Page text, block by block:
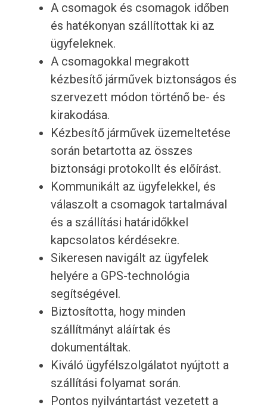
A csomagok és csomagok időben
és hatékonyan szállítottak ki az
ügyfeleknek.
A csomagokkal megrakott
kézbesítő járművek biztonságos és
szervezett módon történő be- és
kirakodása.
Kézbesítő járművek üzemeltetése
során betartotta az összes
biztonsági protokollt és előírást.
Kommunikált az ügyfelekkel, és
válaszolt a csomagok tartalmával
és a szállítási határidőkkel
kapcsolatos kérdésekre.
Sikeresen navigált az ügyfelek
helyére a GPS-technológia
segítségével.
Biztosította, hogy minden
szállítmányt aláírtak és
dokumentáltak.
Kiváló ügyfélszolgálatot nyújtott a
szállítási folyamat során.
Pontos nyilvántartást vezetett a